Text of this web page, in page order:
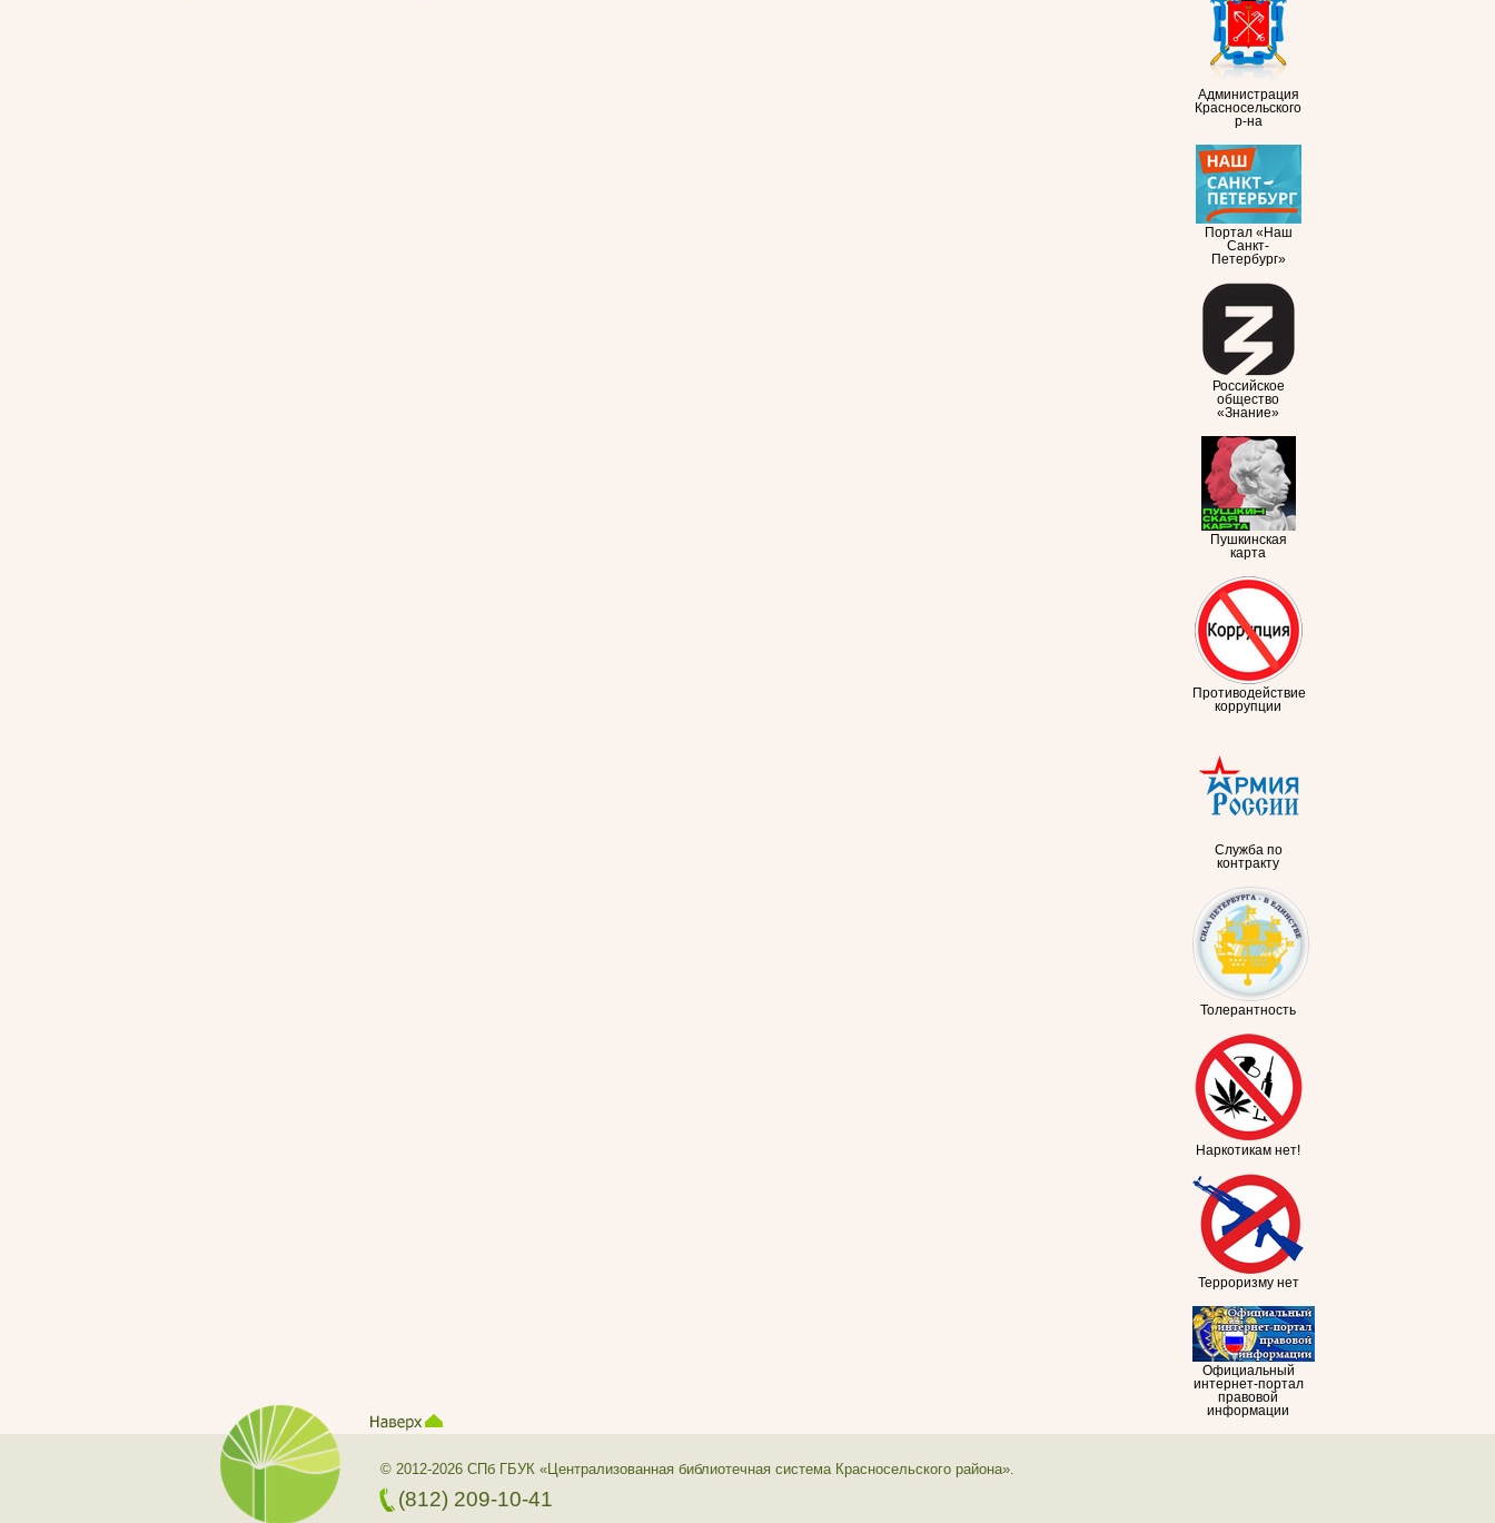
Администрация
Красносельского
р-на
Портал «Наш
Санкт-
Петербург»
Российское
общество
«Знание»
Пушкинская
карта
Противодействие
коррупции
Служба по
контракту
Толерантность
Наркотикам нет!
Терроризму нет
Официальный
интернет-портал
правовой
информации
© 2012-2026 СПб ГБУК «Централизованная библиотечная система Красносельского района».
(812) 209-10-41